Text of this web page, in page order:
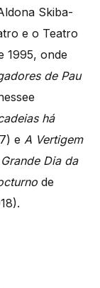
Skiba-
e o Teatro
1995, onde
de Pau
há
e A Vertigem
Dia da
de